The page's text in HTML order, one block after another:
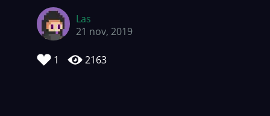
Las
21 nov, 2019
1 2163